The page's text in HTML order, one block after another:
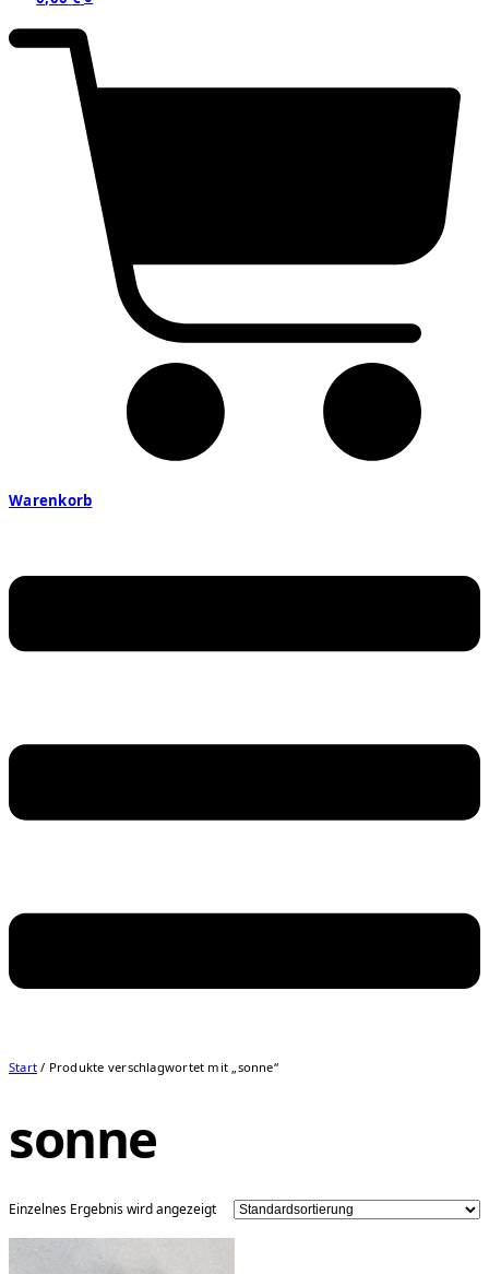
Warenkorb
Start / Produkte verschlagwortet mit „sonne“
sonne
Einzelnes Ergebnis wird angezeigt